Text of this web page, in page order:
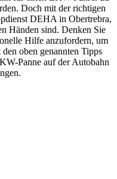
Doch mit der richtigen
DEHA in Obertrebra,
Händen sind. Denken Sie
Hilfe anzufordern, um
oben genannten Tipps
Panne auf der Autobahn